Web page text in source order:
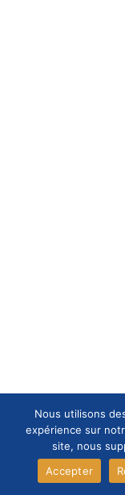
Nous utilisons
expérience sur
site, nous
Accepter